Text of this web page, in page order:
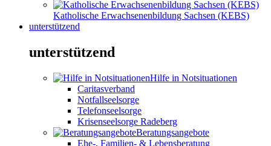
Katholische Erwachsenenbildung Sachsen (KEBS)
unterstützend
unterstützend
Hilfe in Notsituationen
Caritasverband
Notfallseelsorge
Telefonseelsorge
Krisenseelsorge Radeberg
Beratungsangebote
Ehe-, Familien- & Lebensberatung